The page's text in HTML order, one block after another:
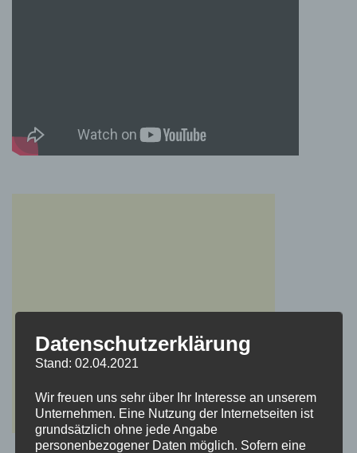
Datenschutzerklärung
Stand: 02.04.2021
Wir freuen uns sehr über Ihr Interesse an unserem
Unternehmen. Eine Nutzung der Internetseiten ist
grundsätzlich ohne jede Angabe
personenbezogener Daten möglich. Sofern eine